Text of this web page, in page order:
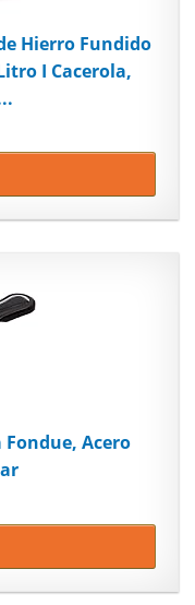
Hierro Fundido
I Cacerola,
Fondue, Acero